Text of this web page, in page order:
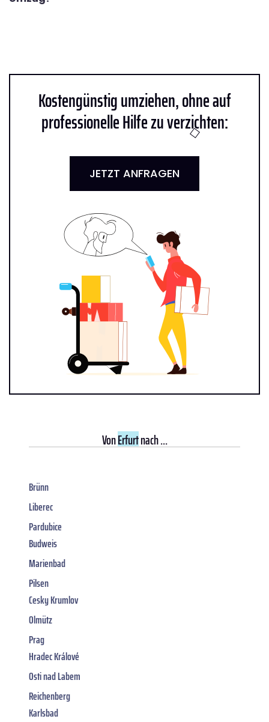
Kostengünstig umziehen, ohne auf
professionelle Hilfe zu verzichten:
JETZT ANFRAGEN
VonErfurtnach ...
Brünn
Liberec
Pardubice
Budweis
Marienbad
Pilsen
Cesky Krumlov
Olmütz
Prag
Hradec Králové
Osti nad Labem
Reichenberg
Karlsbad